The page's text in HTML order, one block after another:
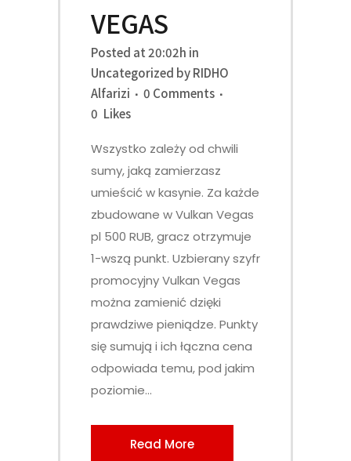
VEGAS
Posted at 20:02h in
Uncategorized byRIDHO
Alfarizi
0 Comments
0 Likes
Wszystko zależy od chwili
sumy, jaką zamierzasz
umieścić w kasynie. Za każde
zbudowane w Vulkan Vegas
pl 500 RUB, gracz otrzymuje
1-wszą punkt. Uzbierany szyfr
promocyjny Vulkan Vegas
można zamienić dzięki
prawdziwe pieniądze. Punkty
się sumują i ich łączna cena
odpowiada temu, pod jakim
poziomie...
Read More